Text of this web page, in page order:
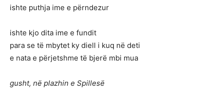
ishte puthja ime e përndezur
ishte kjo dita ime e fundit
para se të mbytet ky diell i kuq në deti
e nata e përjetshme të bjerë mbi mua
gusht, në plazhin e Spillesë